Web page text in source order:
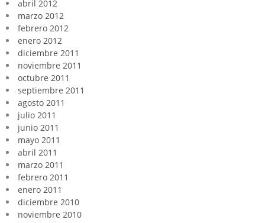
abril 2012
marzo 2012
febrero 2012
enero 2012
diciembre 2011
noviembre 2011
octubre 2011
septiembre 2011
agosto 2011
julio 2011
junio 2011
mayo 2011
abril 2011
marzo 2011
febrero 2011
enero 2011
diciembre 2010
noviembre 2010